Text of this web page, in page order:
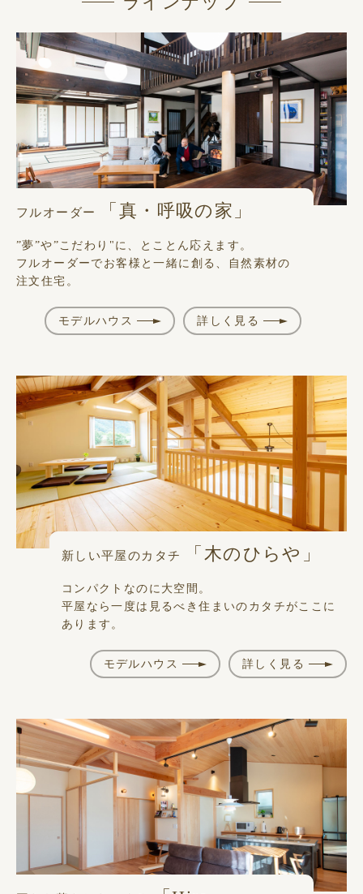
フルオーダー 「真・呼吸の家」
”夢”や”こだわり"に、とことん応えます。
フルオーダーでお客様と一緒に創る、自然素材の
注文住宅。
モデルハウス 詳しく見る
新しい平屋のカタチ 「木のひらや」
コンパクトなのに大空間。
平屋なら一度は見るべき住まいのカタチがここに
あります。
モデルハウス 詳しく見る